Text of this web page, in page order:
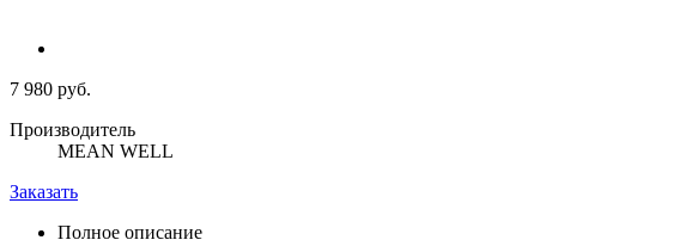
7 980 руб.
Производитель
MEAN WELL
Заказать
Полное описание